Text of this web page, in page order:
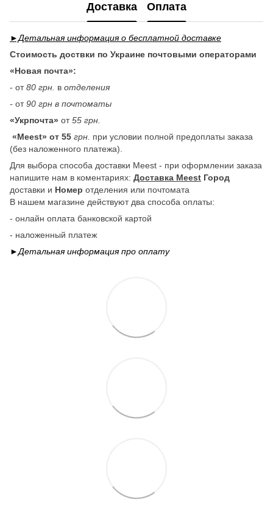
Доставка Оплата
►Детальная информация о бесплатной доставке
Стоимость доствки по Украине почтовыми операторами
«Новая почта»:
- от80 грн. в отделения
- от90 грн в почтоматы
«Укрпочта» от55 грн.
«Meest» от 55 грн. при условии полной предоплаты заказа
(без наложенного платежа).
Для выбора способа доставки Meest - при оформлении заказа
напишите нам в коментариях: Доставка Meest Город
доставки и Номер отделения или почтомата
В нашем магазине действуют два способа оплаты:
- онлайн оплата банковской картой
- наложенный платеж
►Детальная информация про оплату